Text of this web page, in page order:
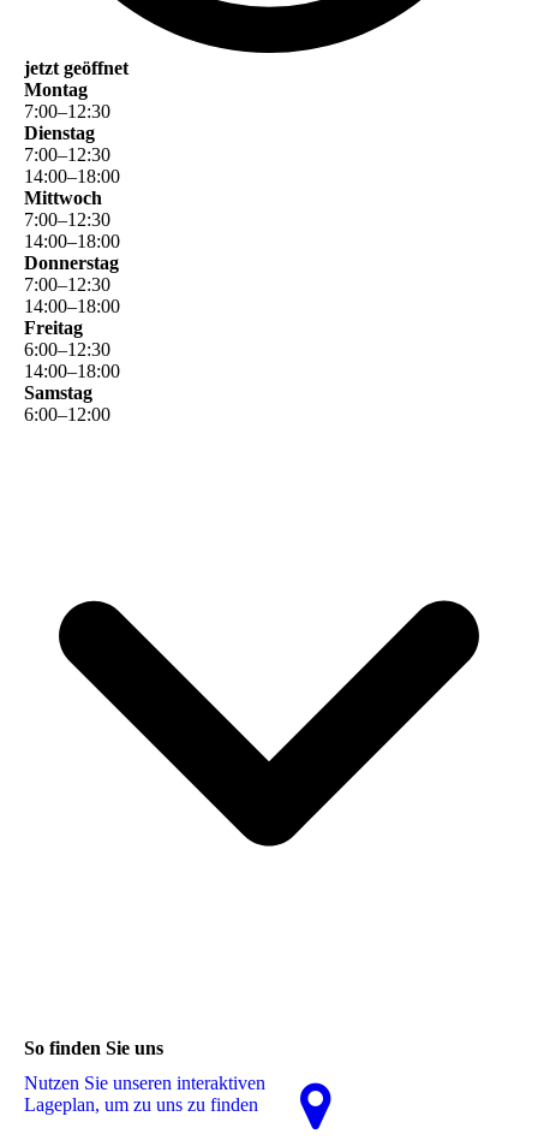
jetzt geöffnet
Montag
7:00–12:30
Dienstag
7:00–12:30
14:00–18:00
Mittwoch
7:00–12:30
14:00–18:00
Donnerstag
7:00–12:30
14:00–18:00
Freitag
6:00–12:30
14:00–18:00
Samstag
6:00–12:00
So finden Sie uns
Nutzen Sie unseren interaktiven
La­ge­plan, um zu uns zu finden